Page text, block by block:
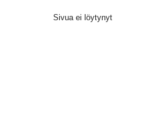
Sivua ei löytynyt